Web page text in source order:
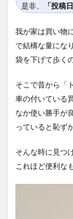
是非、
「投稿日
我が家は買い物
で結構な量にな
袋を下げて歩く
そこで昔から「
車の付いている
なか使い勝手が
っていると恥ず
そんな時に見つ
これほど便利な